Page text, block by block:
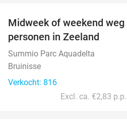
Midweek of weekend
personen in Zeeland
Summio Parc Aquadelta
Bruinisse
Verkocht: 816
Excl. ca. €2,83